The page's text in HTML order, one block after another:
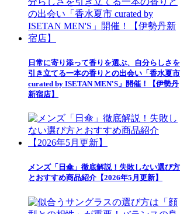
日常に寄り添って香りを選ぶ、自分らしさを
引き立てる一本の香りとの出会い「香水夏市
curated by ISETAN MEN'S」開催！【伊勢丹
新宿店】
メンズ「日傘」徹底解説！失敗しない選び方
とおすすめ商品紹介【2026年5月更新】